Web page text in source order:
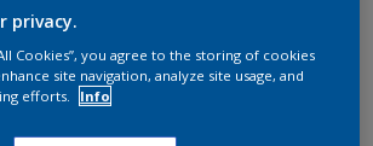
2,5L
privacy.
Cookies”, you agree to the storing of cookies
site navigation, analyze site usage, and
efforts.
Info